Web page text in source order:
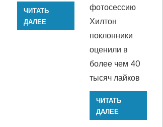
ЧИТАТЬ
ДАЛЕЕ
фотосессию
Хилтон
поклонники
оценили в
более чем 40
тысяч лайков
ЧИТАТЬ
ДАЛЕЕ